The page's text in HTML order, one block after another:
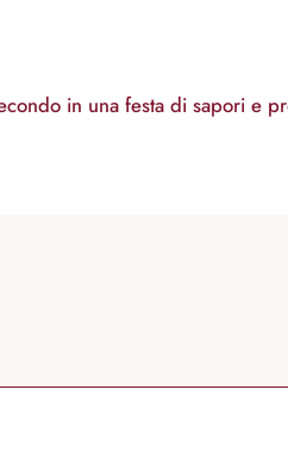
in una festa di sapori e